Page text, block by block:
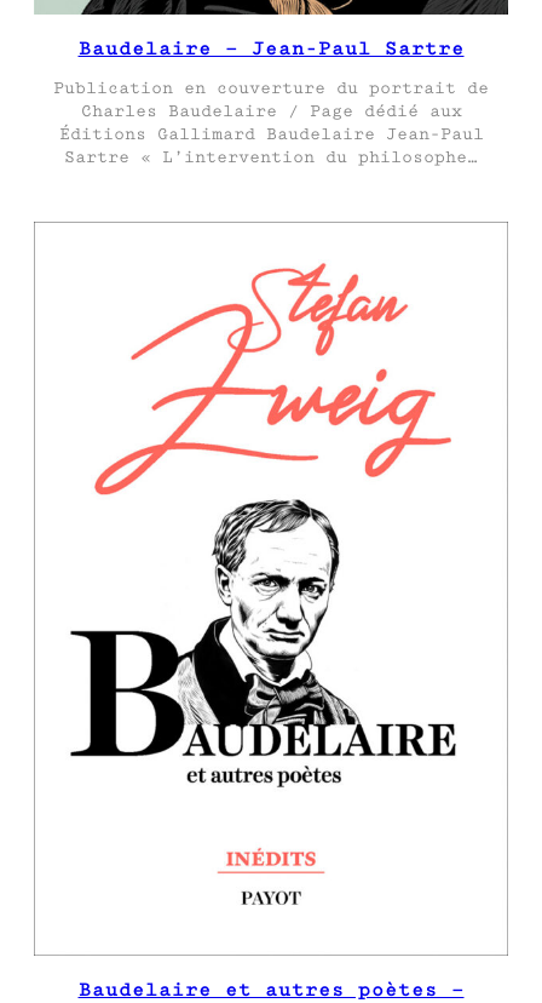
Baudelaire – Jean-Paul Sartre
Publication en couverture du portrait de
Charles Baudelaire / Page dédié aux
Éditions Gallimard Baudelaire Jean-Paul
Sartre « L’intervention du philosophe…
Baudelaire et autres poètes –